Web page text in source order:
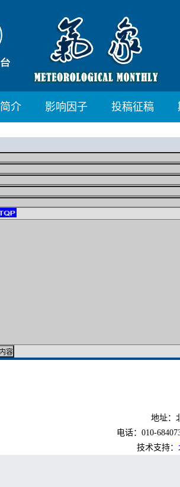
简介 影响因子 投稿征稿
地址：
电话：010-
技术支持：